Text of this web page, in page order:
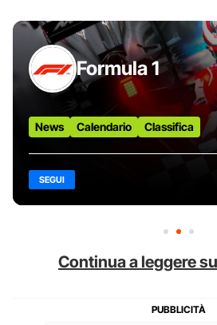
Formula 1
News Calendario Classifica
SEGUI
Continua a leggere